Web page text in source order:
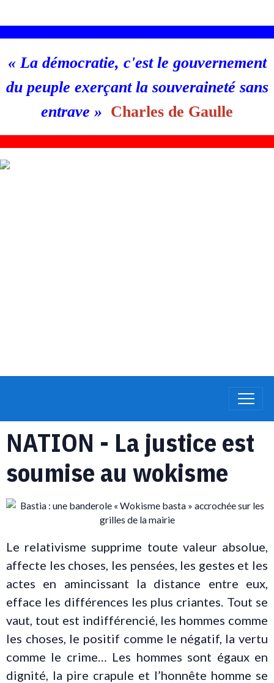
«La démocratie, c'est le gouvernement
du peuple exerçant la souveraineté sans
entrave » Charles de Gaulle
NATION - La justice est
soumise au wokisme
Le relativisme supprime toute valeur absolue,
affecte les choses, les pensées, les gestes et les
actes en amincissant la distance entre eux,
efface les différences les plus criantes. Tout se
vaut, tout est indifférencié, les hommes comme
les choses, le positif comme le négatif, la vertu
comme le crime… Les hommes sont égaux en
dignité, la pire crapule et l’honnête homme se